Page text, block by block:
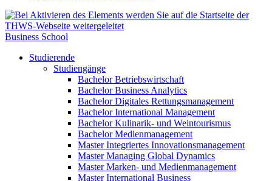
Business School
Studierende
Studiengänge
Bachelor Betriebswirtschaft
Bachelor Business Analytics
Bachelor Digitales Rettungsmanagement
Bachelor International Management
Bachelor Kulinarik- und Weintourismus
Bachelor Medienmanagement
Master Integriertes Innovationsmanagement
Master Managing Global Dynamics
Master Marken- und Medienmanagement
Master International Business